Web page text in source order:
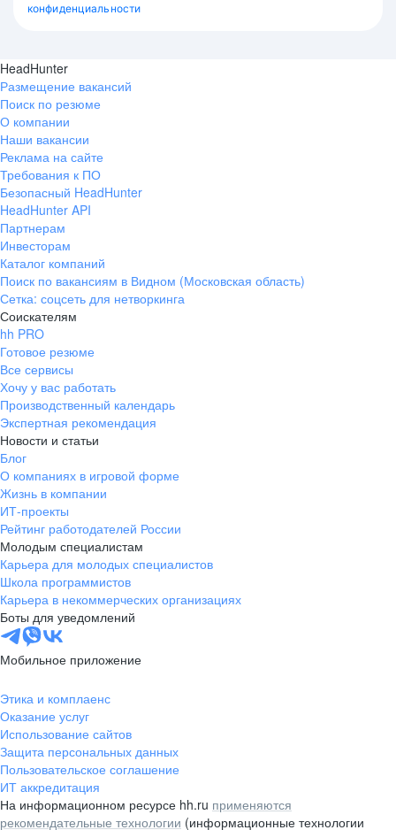
конфиденциальности
HeadHunter
Размещение вакансий
Поиск по резюме
О компании
Наши вакансии
Реклама на сайте
Требования к ПО
Безопасный HeadHunter
HeadHunter API
Партнерам
Инвесторам
Каталог компаний
Поиск по вакансиям в Видном (Московская область)
Сетка: соцсеть для нетворкинга
Соискателям
hh PRO
Готовое резюме
Все сервисы
Хочу у вас работать
Производственный календарь
Экспертная рекомендация
Новости и статьи
Блог
О компаниях в игровой форме
Жизнь в компании
ИТ-проекты
Рейтинг работодателей России
Молодым специалистам
Карьера для молодых специалистов
Школа программистов
Карьера в некоммерческих организациях
Боты для уведомлений
Мобильное приложение
Этика и комплаенс
Оказание услуг
Использование сайтов
Защита персональных данных
Пользовательское соглашение
ИТ аккредитация
На информационном ресурсе hh.ru применяются
рекомендательные технологии (информационные технологии